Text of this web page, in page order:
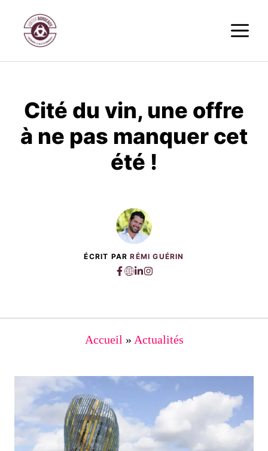
contenu
Cité du vin, une offre
à ne pas manquer cet
été !
ÉCRIT PARRÉMI GUÉRIN
Accueil » Actualités